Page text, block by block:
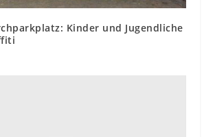
Kinder und Jugendliche